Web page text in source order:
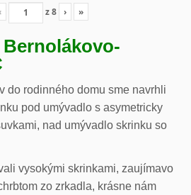
z8 › »
do rodinného domu sme navrhli
pod umývadlo s asymetricky
nad umývadlo skrinku so
vysokými skrinkami, zaujímavo
zo zrkadla, krásne nám